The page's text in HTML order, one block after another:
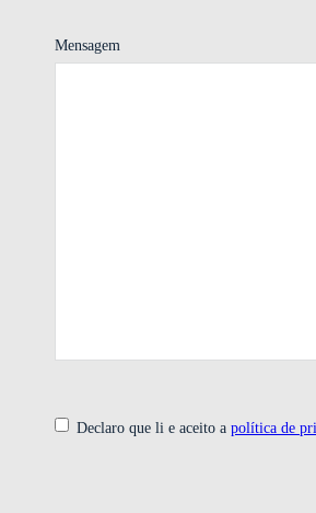
Mensagem
Consentimento
Declaro que li e aceito a política de